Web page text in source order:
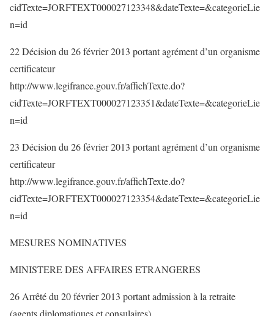
cidTexte=JORFTEXT000027123348&dateTexte=&categorieLie
n=id
22 Décision du 26 février 2013 portant agrément d’un organisme
certificateur
http://www.legifrance.gouv.fr/affichTexte.do?
cidTexte=JORFTEXT000027123351&dateTexte=&categorieLie
n=id
23 Décision du 26 février 2013 portant agrément d’un organisme
certificateur
http://www.legifrance.gouv.fr/affichTexte.do?
cidTexte=JORFTEXT000027123354&dateTexte=&categorieLie
n=id
MESURES NOMINATIVES
MINISTERE DES AFFAIRES ETRANGERES
26 Arrêté du 20 février 2013 portant admission à la retraite
(agents diplomatiques et consulaires)